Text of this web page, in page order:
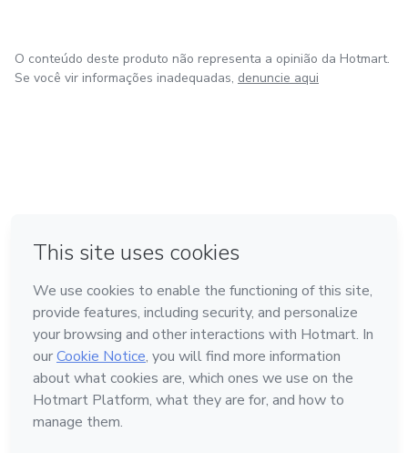
O conteúdo deste produto não representa a opinião da Hotmart.
Se você vir informações inadequadas, denuncie aqui
Feito com ❤ na Cidade do México
Conheça a Hotmart
Idioma
Português